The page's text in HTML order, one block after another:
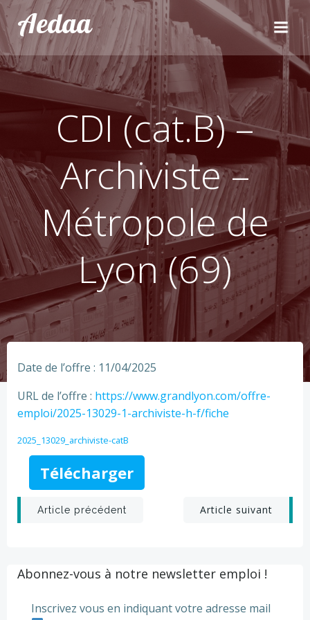
Aller
au
contenu
Aedaa
CDI (cat.B) –
Archiviste –
Métropole de
Lyon (69)
Date de l’offre : 11/04/2025
URL de l’offre : https://www.grandlyon.com/offre-
emploi/2025-13029-1-archiviste-h-f/fiche
2025_13029_archiviste-catB
Télécharger
Post
Article précédent
PostArticle suivant
Abonnez-vous à notre newsletter emploi !
Inscrivez vous en indiquant votre adresse mail